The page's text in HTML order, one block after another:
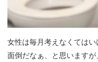
女性は毎月考えなくてはい
面倒だなぁ、と思います